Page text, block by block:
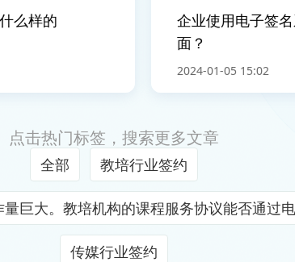
样的
企业使用电子签名
面？
2024-01-05 15:02
点击热门标签，搜索更多文章
全部 教培行业签约
巨大。教培机构的课程服务协议能否通过
传媒行业签约